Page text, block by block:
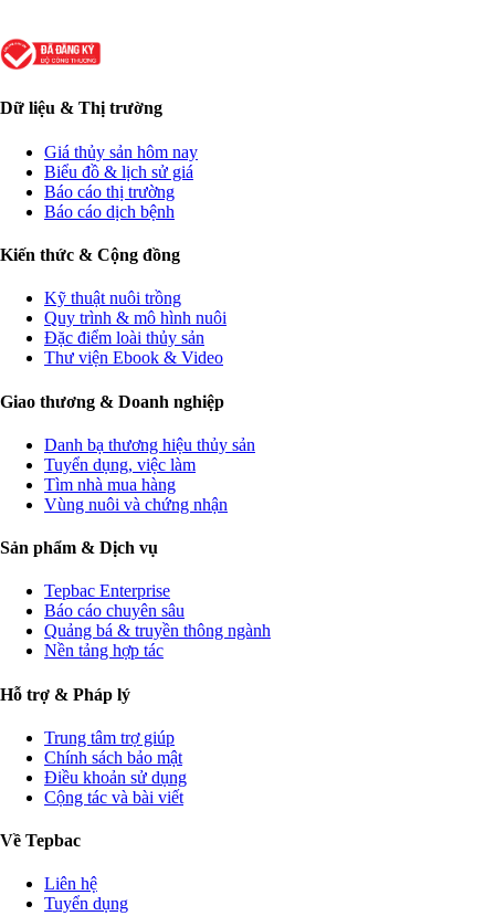
Dữ liệu & Thị trường
Giá thủy sản hôm nay
Biểu đồ & lịch sử giá
Báo cáo thị trường
Báo cáo dịch bệnh
Kiến thức & Cộng đồng
Kỹ thuật nuôi trồng
Quy trình & mô hình nuôi
Đặc điểm loài thủy sản
Thư viện Ebook & Video
Giao thương & Doanh nghiệp
Danh bạ thương hiệu thủy sản
Tuyển dụng, việc làm
Tìm nhà mua hàng
Vùng nuôi và chứng nhận
Sản phẩm & Dịch vụ
Tepbac Enterprise
Báo cáo chuyên sâu
Quảng bá & truyền thông ngành
Nền tảng hợp tác
Hỗ trợ & Pháp lý
Trung tâm trợ giúp
Chính sách bảo mật
Điều khoản sử dụng
Cộng tác và bài viết
Về Tepbac
Liên hệ
Tuyển dụng